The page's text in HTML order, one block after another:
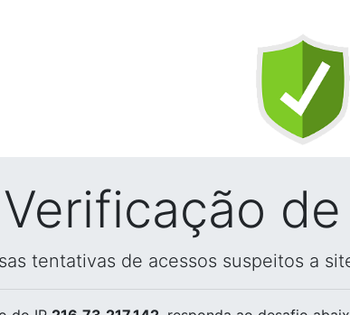
Verificação
tentativas de acessos suspeitos a